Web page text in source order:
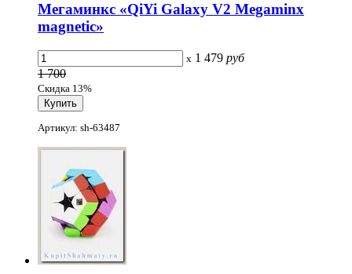
Мегаминкс «QiYi Galaxy V2 Megaminx
magnetic»
x 1 479 руб
1 700
Скидка 13%
Артикул: sh-63487